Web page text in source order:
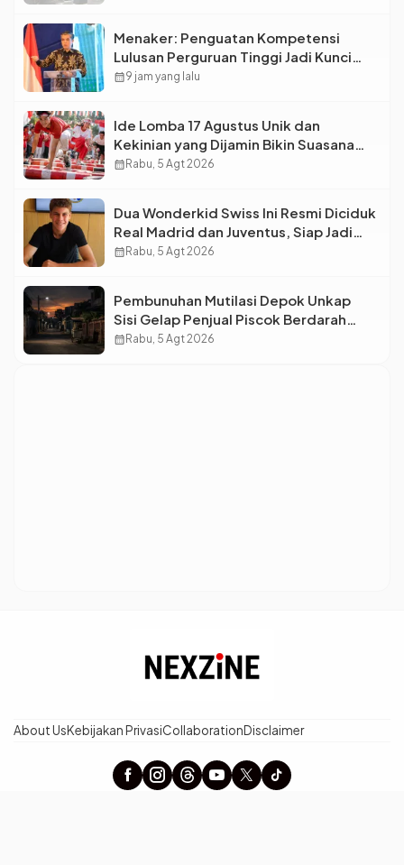
Menaker: Penguatan Kompetensi
Lulusan Perguruan Tinggi Jadi Kunci
Menjawab Kebutuhan Dunia Kerja
calendar_month9 jam yang lalu
Ide Lomba 17 Agustus Unik dan
Kekinian yang Dijamin Bikin Suasana
Makin Pecah
calendar_monthRabu, 5 Agt 2026
Dua Wonderkid Swiss Ini Resmi Diciduk
Real Madrid dan Juventus, Siap Jadi
Bintang Baru Eropa
calendar_monthRabu, 5 Agt 2026
Pembunuhan Mutilasi Depok Unkap
Sisi Gelap Penjual Piscok Berdarah
Dingin
calendar_monthRabu, 5 Agt 2026
About UsKebijakan PrivasiCollaborationDisclaimer